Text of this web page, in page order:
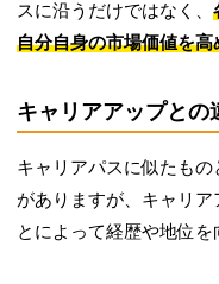
スに沿うだけではなく、
自分自身の市場価値を
キャリアアップとの
キャリアパスに似たも
がありますが、キャリ
とによって経歴や地位を